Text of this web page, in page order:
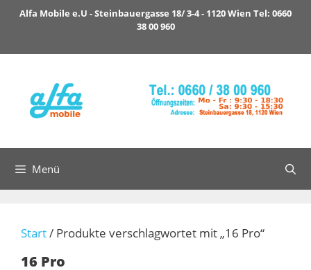
ZumAlfa Mobile e.U - Steinbauergasse 18/ 3-4 - 1120 Wien Tel: 0660
38 00 960
Menü
Start/ Produkte verschlagwortet mit „16 Pro“
16 Pro